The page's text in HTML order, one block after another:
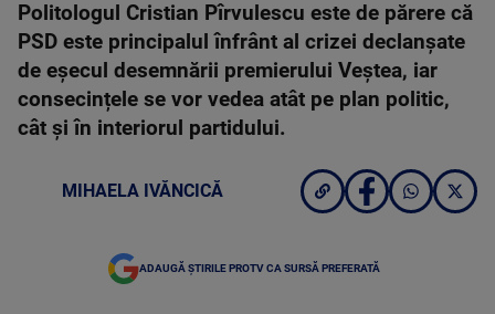
Politologul Cristian Pîrvulescu este de părere că
PSD este principalul înfrânt al crizei declanșate
de eșecul desemnării premierului Veștea, iar
consecințele se vor vedea atât pe plan politic,
cât și în interiorul partidului.
MIHAELA IVĂNCICĂ
ADAUGĂ ȘTIRILE PROTV CA SURSĂ PREFERATĂ